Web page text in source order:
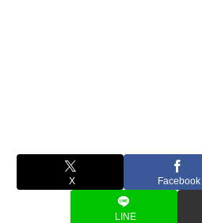
X Facebook
LINE